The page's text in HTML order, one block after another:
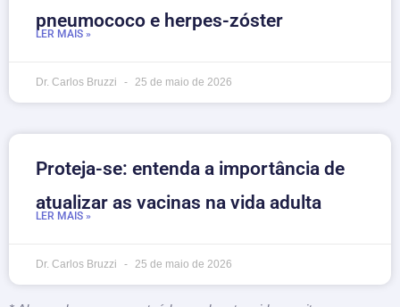
pneumococo e herpes-zóster
LER MAIS »
Dr. Carlos Bruzzi 25 de maio de 2026
Proteja-se: entenda a importância de
atualizar as vacinas na vida adulta
LER MAIS »
Dr. Carlos Bruzzi 25 de maio de 2026